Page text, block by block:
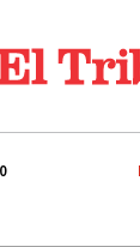
TRIBUNO POR